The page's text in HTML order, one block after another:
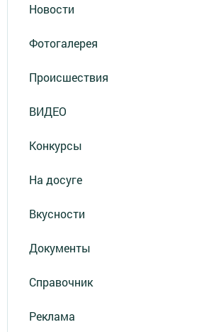
Новости
Фотогалерея
Происшествия
ВИДЕО
Конкурсы
На досуге
Вкусности
Документы
Справочник
Реклама